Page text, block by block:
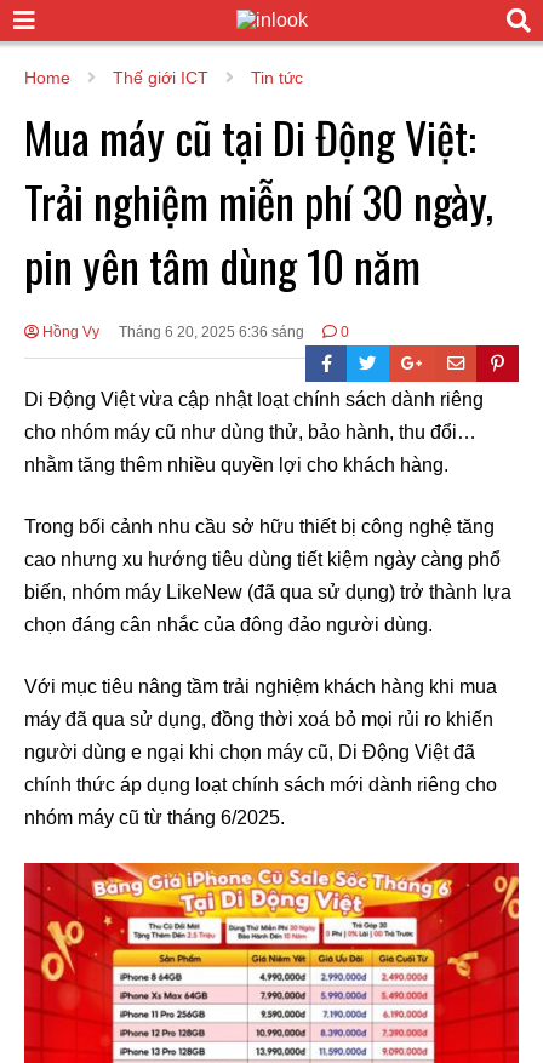
Home Thế giới ICT Tin tức
Mua máy cũ tại Di Động Việt:
Trải nghiệm miễn phí 30 ngày,
pin yên tâm dùng 10 năm
Hồng Vy Tháng 6 20, 2025 6:36 sáng 0
Di Động Việt vừa cập nhật loạt chính sách dành riêng
cho nhóm máy cũ như dùng thử, bảo hành, thu đổi…
nhằm tăng thêm nhiều quyền lợi cho khách hàng.
Trong bối cảnh nhu cầu sở hữu thiết bị công nghệ tăng
cao nhưng xu hướng tiêu dùng tiết kiệm ngày càng phổ
biến, nhóm máy LikeNew (đã qua sử dụng) trở thành lựa
chọn đáng cân nhắc của đông đảo người dùng.
Với mục tiêu nâng tầm trải nghiệm khách hàng khi mua
máy đã qua sử dụng, đồng thời xoá bỏ mọi rủi ro khiến
người dùng e ngại khi chọn máy cũ, Di Động Việt đã
chính thức áp dụng loạt chính sách mới dành riêng cho
nhóm máy cũ từ tháng 6/2025.